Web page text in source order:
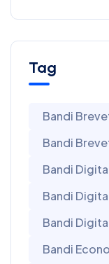
Tag
Bandi
Bandi
Bandi
Bandi
Bandi
Bandi